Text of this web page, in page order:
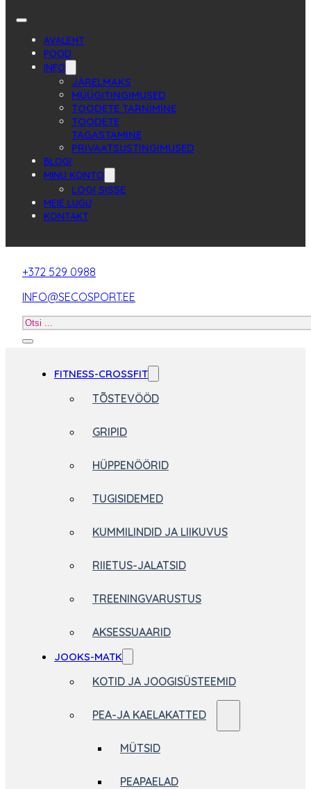
AVALEHT
POOD
INFO
JÄRELMAKS
MÜÜGITINGIMUSED
TOODETE TARNIMINE
TOODETE
TAGASTAMINE
PRIVAATSUSTINGIMUSED
BLOGI
MINU KONTO
LOGI SISSE
MEIE LUGU
KONTAKT
+372 529 0988
INFO@SECOSPORT.EE
Otsi
FITNESS-CROSSFIT
TÕSTEVÖÖD
GRIPID
HÜPPENÖÖRID
TUGISIDEMED
KUMMILINDID JA LIIKUVUS
RIIETUS-JALATSID
TREENINGVARUSTUS
AKSESSUAARID
JOOKS-MATK
KOTID JA JOOGISÜSTEEMID
PEA-JA KAELAKATTED
MÜTSID
PEAPAELAD